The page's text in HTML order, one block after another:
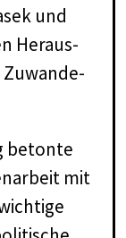
und
Her­aus­
Zu­wan­de­
betonte
mit